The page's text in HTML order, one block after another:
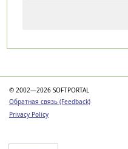
© 2002—2026 SOFTPORTAL
Обратная связь (Feedback)
Privacy Policy